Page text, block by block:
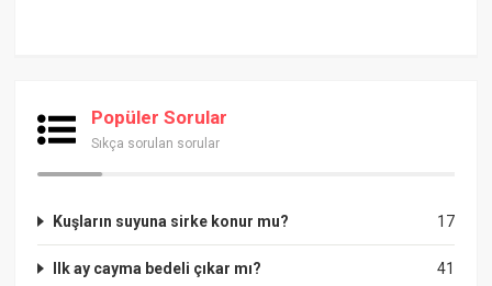
Popüler Sorular
Sıkça sorulan sorular
17
Kuşların suyuna sirke konur mu?
41
Ilk ay cayma bedeli çıkar mı?